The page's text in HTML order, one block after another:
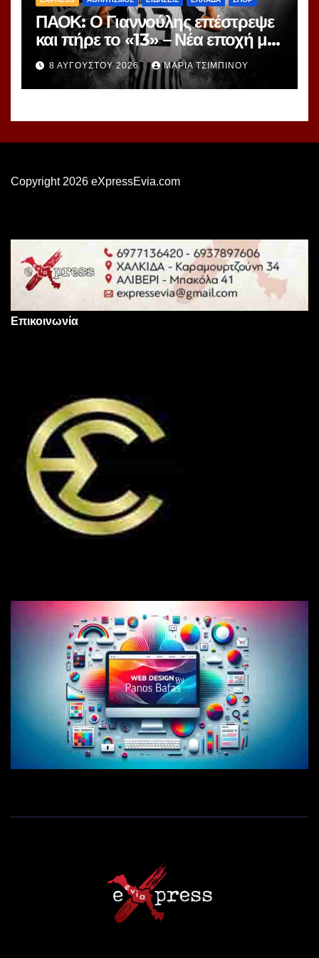
ΠΑΟΚ: Ο Γιαννούλης επέστρεψε
και πήρε το «13» – Νέα εποχή με
γνώριμο αριθμό
8 ΑΥΓΟΎΣΤΟΥ 2026 ΜΑΡΊΑ ΤΣΙΜΠΙΝΟΎ
Copyright 2026 eXpressEvia.com
Επικοινωνία